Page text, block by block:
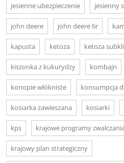
jesienne ubezpieczenie jesienny
john deere john deere 6r
kapusta ketoza ketoza
kiszonka z kukurydzy kombajn
konopie włókniste konsumpcja
kosiarka zawieszana kosiarki
kps krajowe programy
krajowy plan strategiczny